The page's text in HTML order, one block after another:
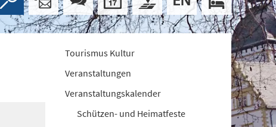
Tourismus Kultur
Veranstaltungen
Veranstaltungskalender
Schützen- und Heimatfeste